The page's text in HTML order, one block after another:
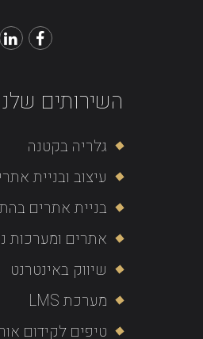
השירותים
גלריה בקטנה
עיצוב ובניית
בניית אתרים
אתרים ומערכות
שיווק באינטרנט
מערכת LMS
טיפים לקידום